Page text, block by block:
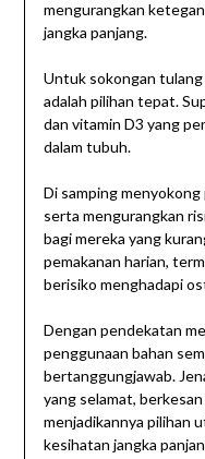
mengurangkan
jangka panjang.
Untuk sokongan
adalah pilihan tepat.
dan vitamin D3 yang
dalam tubuh.
Di samping
serta mengurangkan
bagi mereka yang
pemakanan harian,
berisiko menghadapi
Dengan pendekatan
penggunaan bahan
bertanggungjawab.
yang selamat,
menjadikannya pilihan
kesihatan jangka